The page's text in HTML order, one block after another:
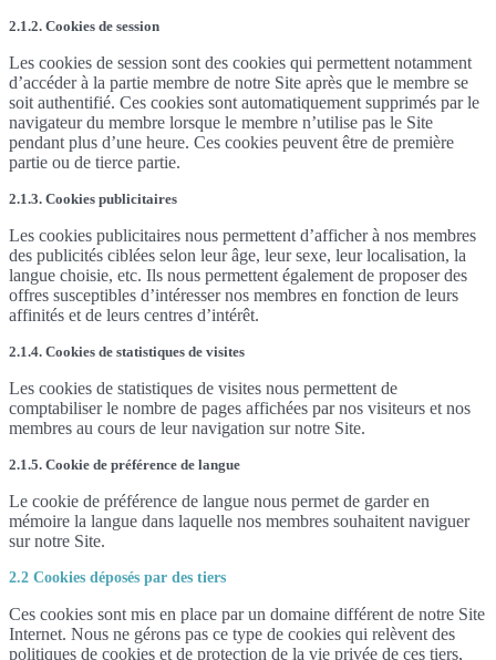
2.1.2. Cookies de session
Les cookies de session sont des cookies qui permettent notamment
d’accéder à la partie membre de notre Site après que le membre se
soit authentifié. Ces cookies sont automatiquement supprimés par le
navigateur du membre lorsque le membre n’utilise pas le Site
pendant plus d’une heure. Ces cookies peuvent être de première
partie ou de tierce partie.
2.1.3. Cookies publicitaires
Les cookies publicitaires nous permettent d’afficher à nos membres
des publicités ciblées selon leur âge, leur sexe, leur localisation, la
langue choisie, etc. Ils nous permettent également de proposer des
offres susceptibles d’intéresser nos membres en fonction de leurs
affinités et de leurs centres d’intérêt.
2.1.4. Cookies de statistiques de visites
Les cookies de statistiques de visites nous permettent de
comptabiliser le nombre de pages affichées par nos visiteurs et nos
membres au cours de leur navigation sur notre Site.
2.1.5. Cookie de préférence de langue
Le cookie de préférence de langue nous permet de garder en
mémoire la langue dans laquelle nos membres souhaitent naviguer
sur notre Site.
2.2 Cookies déposés par des tiers
Ces cookies sont mis en place par un domaine différent de notre Site
Internet. Nous ne gérons pas ce type de cookies qui relèvent des
politiques de cookies et de protection de la vie privée de ces tiers,